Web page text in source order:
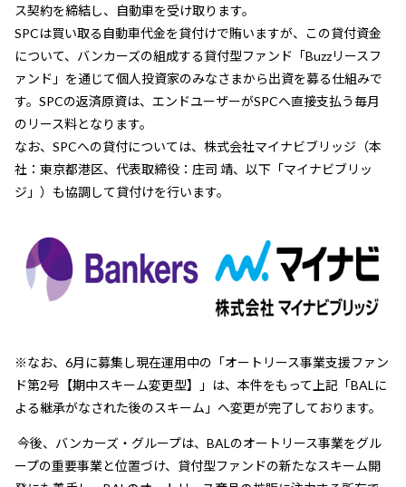
ス契約を締結し、自動車を受け取ります。
SPCは買い取る自動車代金を貸付けで賄いますが、この貸付資金
について、バンカーズの組成する貸付型ファンド「Buzzリースフ
ァンド」を通じて個人投資家のみなさまから出資を募る仕組みで
す。SPCの返済原資は、エンドユーザーがSPCへ直接支払う毎月
のリース料となります。
なお、SPCへの貸付については、株式会社マイナビブリッジ（本
社：東京都港区、代表取締役：庄司 靖、以下「マイナビブリッ
ジ」）も協調して貸付けを行います。
※なお、6月に募集し現在運用中の「オートリース事業支援ファン
ド第2号【期中スキーム変更型】」は、本件をもって上記「BALに
よる継承がなされた後のスキーム」へ変更が完了しております。
今後、バンカーズ・グループは、BALのオートリース事業をグル
ープの重要事業と位置づけ、貸付型ファンドの新たなスキーム開